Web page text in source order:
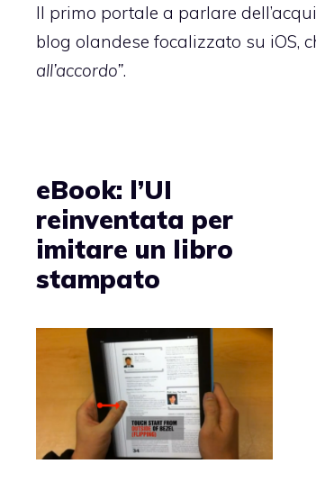
Il primo portale a parlare
blog olandese focalizzato su iOS,
all’accordo”.
eBook: l’UI
reinventata per
imitare un libro
stampato